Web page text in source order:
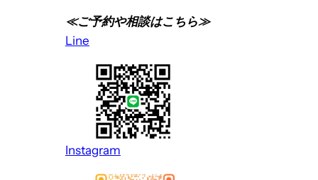
≪ご予約や相談はこちら≫
Line
Instagram